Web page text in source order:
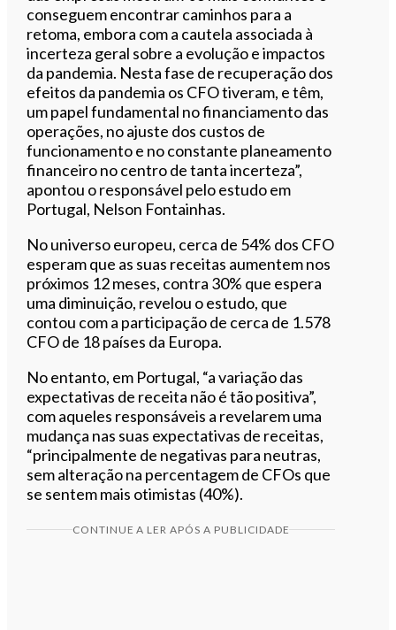
conseguem encontrar caminhos para a
retoma, embora com a cautela associada à
incerteza geral sobre a evolução e impactos
da pandemia. Nesta fase de recuperação dos
efeitos da pandemia os CFO tiveram, e têm,
um papel fundamental no financiamento das
operações, no ajuste dos custos de
funcionamento e no constante planeamento
financeiro no centro de tanta incerteza”,
apontou o responsável pelo estudo em
Portugal, Nelson Fontainhas.
No universo europeu, cerca de 54% dos CFO
esperam que as suas receitas aumentem nos
próximos 12 meses, contra 30% que espera
uma diminuição, revelou o estudo, que
contou com a participação de cerca de 1.578
CFO de 18 países da Europa.
No entanto, em Portugal, “a variação das
expectativas de receita não é tão positiva”,
com aqueles responsáveis a revelarem uma
mudança nas suas expectativas de receitas,
“principalmente de negativas para neutras,
sem alteração na percentagem de CFOs que
se sentem mais otimistas (40%).
CONTINUE A LER APÓS A PUBLICIDADE